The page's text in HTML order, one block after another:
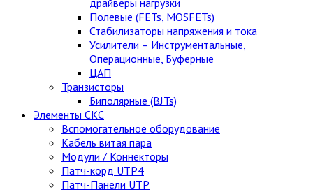
драйверы нагрузки
Полевые (FETs, MOSFETs)
Стабилизаторы напряжения и тока
Усилители – Инструментальные,
Операционные, Буферные
ЦАП
Транзисторы
Биполярные (BJTs)
Элементы СКС
Вспомогательное оборудование
Кабель витая пара
Модули / Коннекторы
Патч-корд UTP4
Патч-Панели UTP